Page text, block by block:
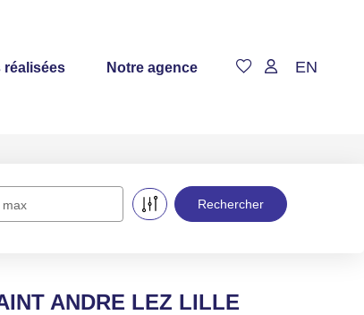
réalisées Notre agence EN
max
ANDRE LEZ LILLE